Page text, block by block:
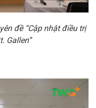
đề “Cập nhật điều trị
Gallen”